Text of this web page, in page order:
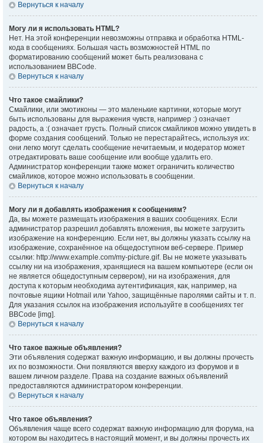
Вернуться к началу
Могу ли я использовать HTML?
Нет. На этой конференции невозможны отправка и обработка HTML-
кода в сообщениях. Большая часть возможностей HTML по
форматированию сообщений может быть реализована с
использованием BBCode.
Вернуться к началу
Что такое смайлики?
Смайлики, или эмотиконы — это маленькие картинки, которые могут
быть использованы для выражения чувств, например :) означает
радость, а :( означает грусть. Полный список смайликов можно увидеть в
форме создания сообщений. Только не перестарайтесь, используя их:
они легко могут сделать сообщение нечитаемым, и модератор может
отредактировать ваше сообщение или вообще удалить его.
Администратор конференции также может ограничить количество
смайликов, которое можно использовать в сообщении.
Вернуться к началу
Могу ли я добавлять изображения к сообщениям?
Да, вы можете размещать изображения в ваших сообщениях. Если
администратор разрешил добавлять вложения, вы можете загрузить
изображение на конференцию. Если нет, вы должны указать ссылку на
изображение, сохранённое на общедоступном веб-сервере. Пример
ссылки: http://www.example.com/my-picture.gif. Вы не можете указывать
ссылку ни на изображения, хранящиеся на вашем компьютере (если он
не является общедоступным сервером), ни на изображения, для
доступа к которым необходима аутентификация, как, например, на
почтовые ящики Hotmail или Yahoo, защищённые паролями сайты и т. п.
Для указания ссылок на изображения используйте в сообщениях тег
BBCode [img].
Вернуться к началу
Что такое важные объявления?
Эти объявления содержат важную информацию, и вы должны прочесть
их по возможности. Они появляются вверху каждого из форумов и в
вашем личном разделе. Права на создание важных объявлений
предоставляются администратором конференции.
Вернуться к началу
Что такое объявления?
Объявления чаще всего содержат важную информацию для форума, на
котором вы находитесь в настоящий момент, и вы должны прочесть их